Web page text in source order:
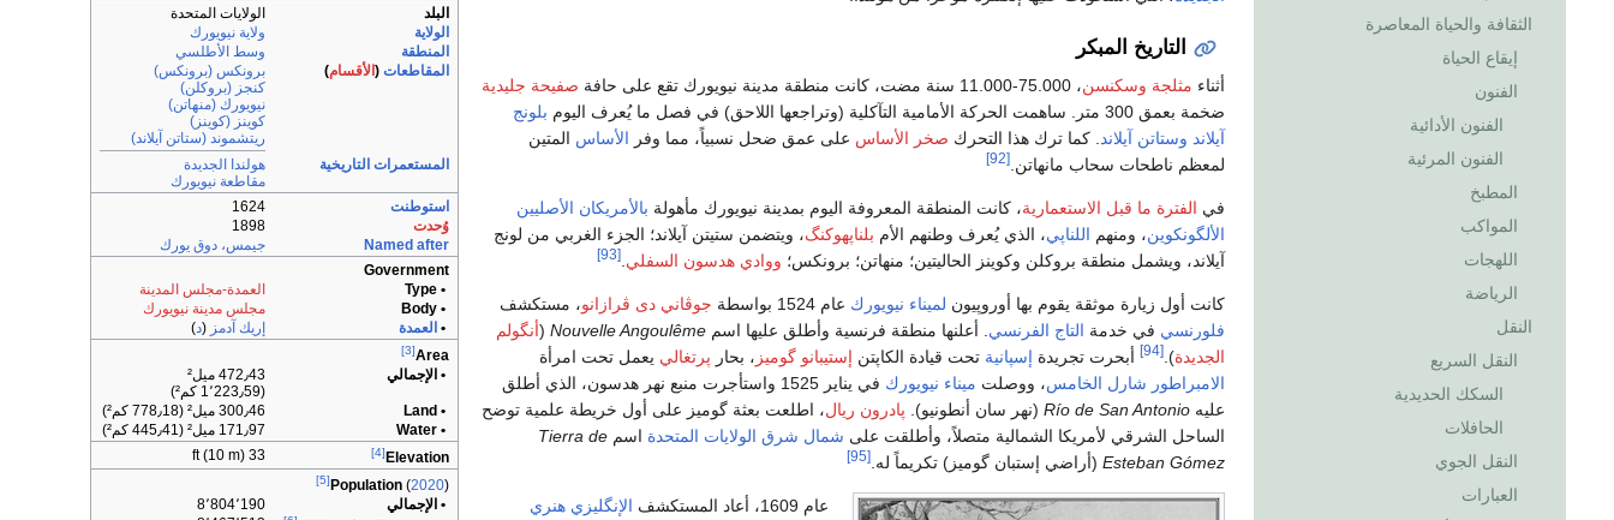
الثقافة والحياة المعاصرة
إيقاع الحياة
الفنون
الفنون الأدائية
الفنون المرئية
المطبخ
المواكب
اللهجات
الرياضة
النقل
النقل السريع
السكك الحديدية
الحافلات
النقل الجوي
العبارات
البلد
الولايات المتحدة
الولاية
ولاية نيويورك
المنطقة
وسط الأطلسي
المقاطعات ( الأقسام)
برونكس (برونكس)
كنجز (بروكلن)
نيويورك (منهاتن)
كوينز (كوينز)
ريتشموند (ستاتن آيلاند)
المستعمرات التاريخية
هولندا الجديدة
مقاطعة نيويورك
استوطنت
1624
وُحدت
1898
Named after
جيمس، دوق يورك
Government
• Type
العمدة-مجلس المدينة
• Body
مجلس مدينة نيويورك
• العمدة إريك آدمز (د)
Area
[3]
• الإجمالي
472٫43 ميل²
(1٬223٫59 كم²)
• Land
300٫46 ميل² (778٫18 كم²)
• Water
171٫97 ميل² (445٫41 كم²)
Elevation
[4]
33 ft (10 m)
Population (2020)
[5]
• الإجمالي
8٬804٬190
التاريخ المبكر
أثناء مثلجة وسكنسن، 75.000-11.000 سنة مضت، كانت منطقة مدينة نيويورك تقع على حافة
صفيحة جليدية
ضخمة بعمق 300 متر. ساهمت الحركة الأمامية التآكلية (وتراجعها اللاحق) في فصل ما يُعرف اليوم
بلونج
آيلاند وستاتن آيلاند . كما ترك هذا التحرك صخر الأساس على عمق ضحل نسبياً، مما وفر الأساس المتين
لمعظم ناطحات سحاب مانهاتن. [92]
في الفترة ما قبل الاستعمارية، كانت المنطقة المعروفة اليوم بمدينة نيويورك مأهولة بالأمريكان الأصليين
الألگونكوين، ومنهم اللناپي، الذي يُعرف وطنهم الأم بلناپهوكنگ، ويتضمن ستيتن آيلاند؛ الجزء الغربي من لونج
آيلاند، ويشمل منطقة بروكلن وكوينز الحاليتين؛ منهاتن؛ برونكس؛ ووادي هدسون السفلي [93]
كانت أول زيارة موثقة يقوم بها أوروپيون لميناء نيويورك عام 1524 بواسطة جوڤاني دى ڤرازانو، مستكشف
فلورنسي في خدمة التاج الفرنسي . أعلنها منطقة فرنسية وأطلق عليها اسم Nouvelle Angoulême
(أنگولم
الجديدة).
[94] أبحرت تجريدة إسپانية تحت قيادة الكاپتن إستيبانو گوميز ، بحار پرتغالي يعمل تحت امرأة
الامبراطور شارل الخامس، ووصلت ميناء نيويورك
في يناير 1525 واستأجرت منبع نهر هدسون، الذي أطلق
عليه Río de San Antonio (نهر سان أنطونيو). پادرون ريال، اطلعت بعثة گوميز على أول خريطة علمية توضح
الساحل الشرقي لأمريكا الشمالية متصلاً، وأطلقت على شمال شرق الولايات المتحدة اسم Tierra de
Esteban Gómez (أراضي إستبان گوميز) تكريماً له. [95]
عام 1609، أعاد المستكشف الإنگليزي هنري